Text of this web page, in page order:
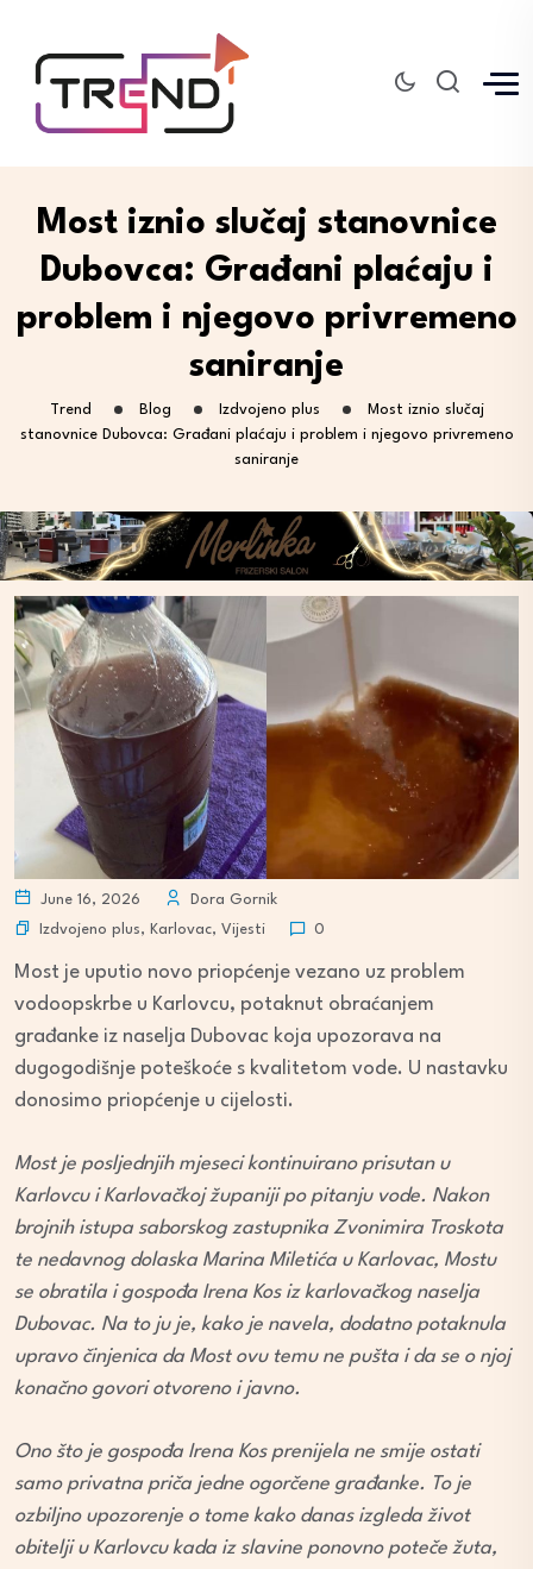
Most iznio slučaj stanovnice
Dubovca: Građani plaćaju i
problem i njegovo privremeno
saniranje
Trend Blog Izdvojeno plus
Most iznio slučaj
stanovnice Dubovca: Građani plaćaju i problem i njegovo privremeno
saniranje
June 16, 2026
Dora Gornik
Izdvojeno plus, Karlovac, Vijesti 0
Most je uputio novo priopćenje vezano uz problem
vodoopskrbe u Karlovcu, potaknut obraćanjem
građanke iz naselja Dubovac koja upozorava na
dugogodišnje poteškoće s kvalitetom vode. U nastavku
donosimo priopćenje u cijelosti.
Most je posljednjih mjeseci kontinuirano prisutan u
Karlovcu i Karlovačkoj županiji po pitanju vode. Nakon
brojnih istupa saborskog zastupnika Zvonimira Troskota
te nedavnog dolaska Marina Miletića u Karlovac, Mostu
se obratila i gospođa Irena Kos iz karlovačkog naselja
Dubovac. Na to ju je, kako je navela, dodatno potaknula
upravo činjenica da Most ovu temu ne pušta i da se o njoj
konačno govori otvoreno i javno.
Ono što je gospođa Irena Kos prenijela ne smije ostati
samo privatna priča jedne ogorčene građanke. To je
ozbiljno upozorenje o tome kako danas izgleda život
obitelji u Karlovcu kada iz slavine ponovno poteče žuta,